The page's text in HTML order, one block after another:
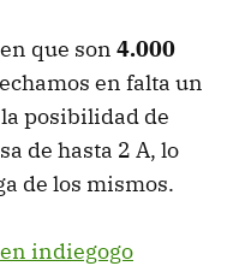
que son 4.000
en falta un
posibilidad de
de hasta 2 A, lo
de los mismos.
indiegogo